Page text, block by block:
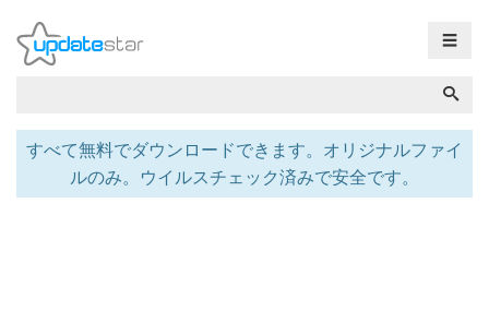
☰
すべて無料でダウンロードできます。オリジナルファイ
ルのみ。ウイルスチェック済みで安全です。